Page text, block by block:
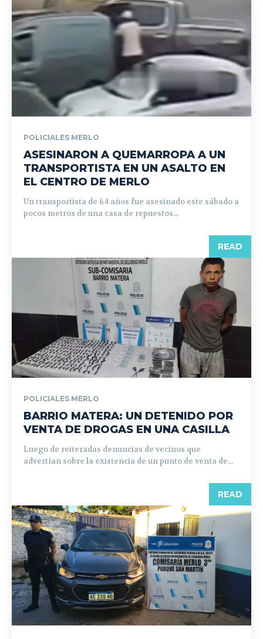
POLICIALES MERLO
ASESINARON A QUEMARROPA A UN
TRANSPORTISTA EN UN ASALTO EN
EL CENTRO DE MERLO
Un transportista de 64 años fue asesinado este sábado a
pocos metros de una casa de repuestos...
READ
POLICIALES MERLO
BARRIO MATERA: UN DETENIDO POR
VENTA DE DROGAS EN UNA CASILLA
Luego de reiteradas denuncias de vecinos que
advertían sobre la existencia de un punto de venta de...
READ